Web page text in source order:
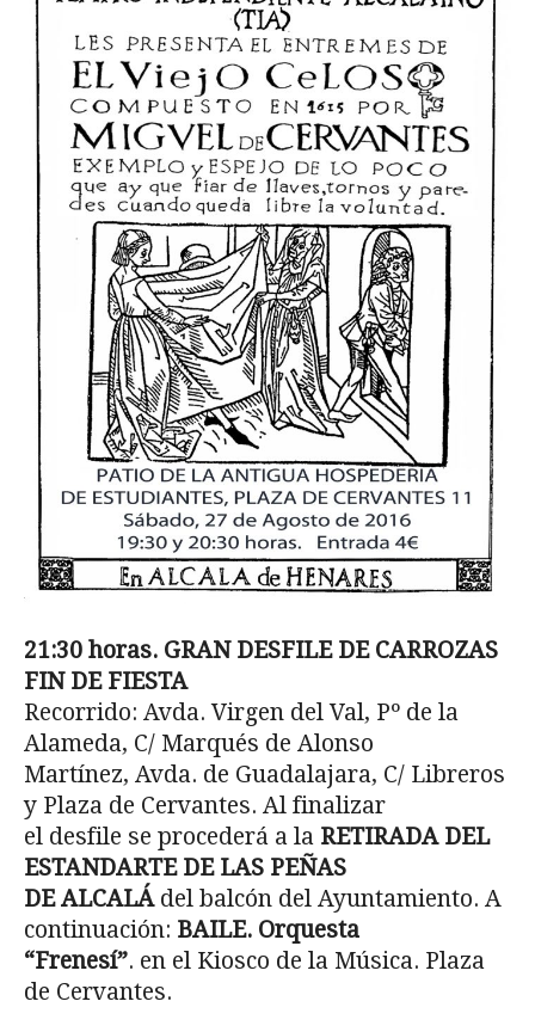
21:30 horas. GRAN DESFILE DE CARROZAS
FIN DE FIESTA
Recorrido: Avda. Virgen del Val, Pº de la
Alameda, C/ Marqués de Alonso
Martínez, Avda. de Guadalajara, C/ Libreros
y Plaza de Cervantes. Al finalizar
el desfile se procederá a la RETIRADA DEL
ESTANDARTE DE LAS PEÑAS
DE ALCALÁdel balcón del Ayuntamiento. A
continuación: BAILE. Orquesta
“Frenesí”. en el Kiosco de la Música. Plaza
de Cervantes.